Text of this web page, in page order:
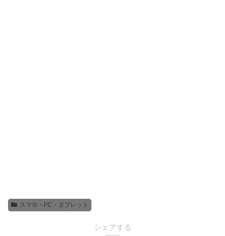
スマホ・PC・タブレット
シェアする